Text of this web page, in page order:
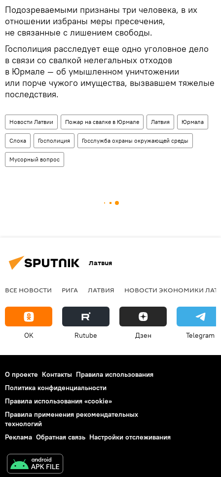
Подозреваемыми признаны три человека, в их
отношении избраны меры пресечения,
не связанные с лишением свободы.
Госполиция расследует еще одно уголовное дело
в связи со свалкой нелегальных отходов
в Юрмале — об умышленном уничтожении
или порче чужого имущества, вызвавшем тяжелые
последствия.
Новости Латвии Пожар на свалке в Юрмале Латвия Юрмала
Слока Госполиция Госслужба охраны окружающей среды
Мусорный вопрос
Латвия
ВСЕ НОВОСТИ РИГА ЛАТВИЯ НОВОСТИ ЭКОНОМИКИ
OK Rutube Дзен Telegram
О проекте Контакты Правила использования
Политика конфиденциальности
Правила использования «cookie»
Правила применения рекомендательных
технологий
Реклама Обратная связь Настройки отслеживания